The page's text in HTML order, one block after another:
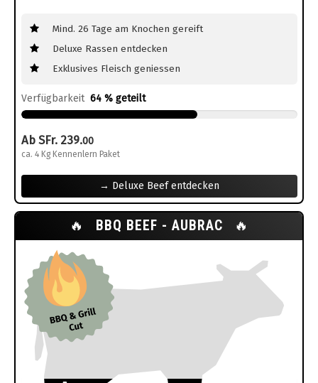
Mind. 26 Tage am Knochen gereift
Deluxe Rassen entdecken
Exklusives Fleisch geniessen
Verfügbarkeit 64 % geteilt
Ab SFr. 239.00
ca. 4 Kg Kennenlern Paket
→ Deluxe Beef entdecken
🔥 BBQ BEEF - AUBRAC 🔥